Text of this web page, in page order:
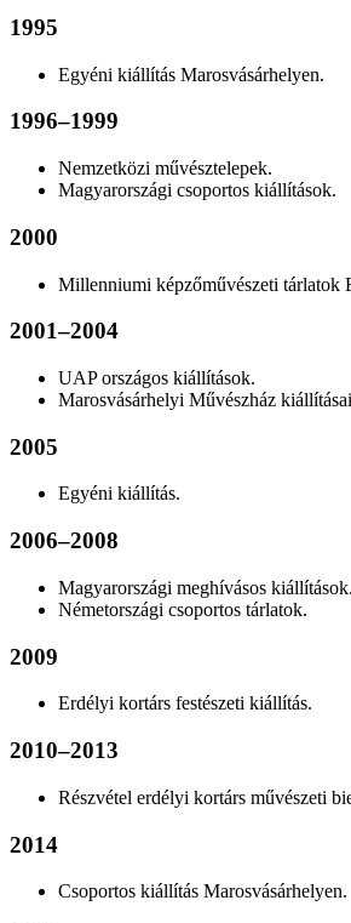
1995
Egyéni kiállítás Marosvásárhelyen.
1996–1999
Nemzetközi művésztelepek.
Magyarországi csoportos kiállítások.
2000
Millenniumi képzőművészeti tárlatok
2001–2004
UAP országos kiállítások.
Marosvásárhelyi Művészház
2005
Egyéni kiállítás.
2006–2008
Magyarországi meghívásos kiállítások.
Németországi csoportos tárlatok.
2009
Erdélyi kortárs festészeti kiállítás.
2010–2013
Részvétel erdélyi kortárs művészeti
2014
Csoportos kiállítás Marosvásárhelyen.